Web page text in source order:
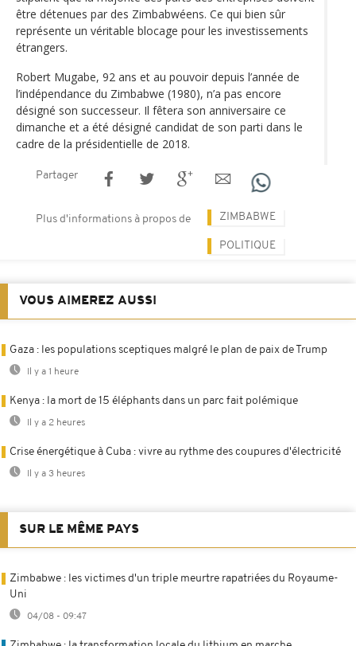
être détenues par des Zimbabwéens. Ce qui bien sûr
représente un véritable blocage pour les investissements
étrangers.
Robert Mugabe, 92 ans et au pouvoir depuis l’année de
l’indépendance du Zimbabwe (1980), n’a pas encore
désigné son successeur. Il fêtera son anniversaire ce
dimanche et a été désigné candidat de son parti dans le
cadre de la présidentielle de 2018.
Partager
Plus d'informations à propos de ZIMBABWE
POLITIQUE
VOUS AIMEREZ AUSSI
Gaza : les populations sceptiques malgré le plan de paix de Trump
Il y a 1 heure
Kenya : la mort de 15 éléphants dans un parc fait polémique
Il y a 2 heures
Crise énergétique à Cuba : vivre au rythme des coupures d'électricité
Il y a 3 heures
SUR LE MÊME PAYS
Zimbabwe : les victimes d'un triple meurtre rapatriées du Royaume-
Uni
04/08 - 09:47